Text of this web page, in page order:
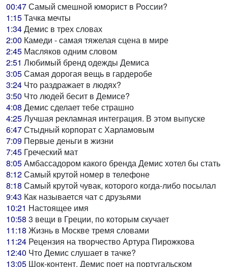
00:47Самый смешной юморист в России?
1:15Тачка мечты
1:34Демис в трех словах
2:00 Камеди - самая тяжелая сцена в мире
2:45 Масляков одним словом
2:51 Любимый бренд одежды Демиса
3:05Самая дорогая вещь в гардеробе
3:24 Что раздражает в людях?
3:50 Что людей бесит в Демисе?
4:08 Демис сделает тебе страшно
4:25Лучшая рекламная интеграция. В этом выпуске
6:47Стыдный корпорат с Харламовым
7:09 Первые деньги в жизни
7:45 Греческий мат
8:05Амбассадором какого бренда Демис хотел бы стать
8:12Самый крутой номер в телефоне
8:18 Самый крутой чувак, которого когда-либо посылал
9:43 Как называется чат с друзьями
10:21 Настоящее имя
10:58 3 вещи в Греции, по которым скучает
11:18 Жизнь в Москве тремя словами
11:24 Рецензия на творчество Артура Пирожкова
12:40 Что Демис слушает в тачке?
13:05 Шок-контент. Демис поет на португальском